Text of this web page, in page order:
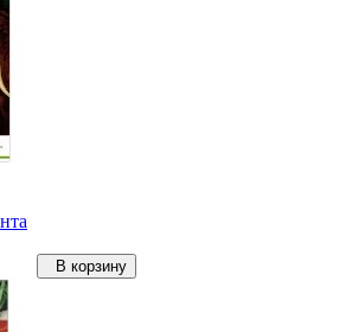
В корзину